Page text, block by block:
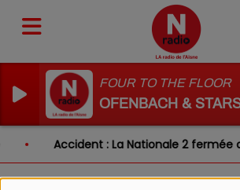
FOUR TO THE FLOOR
OFENBACH &
Accident : La Nationale 2 fermée